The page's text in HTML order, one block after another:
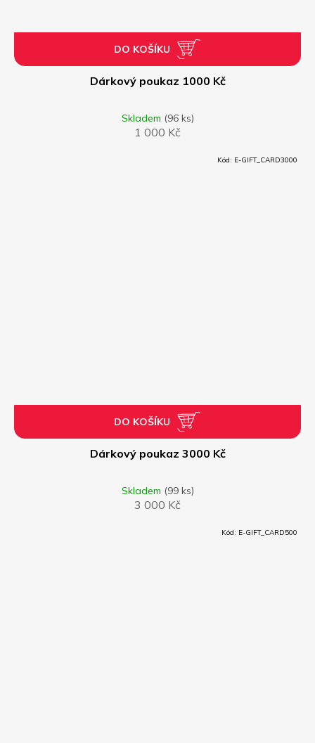
Dárkový poukaz 1000 Kč
Skladem (96 ks)
1 000 Kč
DO KOŠÍKU
Dárkový poukaz 3000 Kč
Skladem (99 ks)
3 000 Kč
DO KOŠÍKU
Kód: E-GIFT_CARD3000
Kód: E-GIFT_CARD500